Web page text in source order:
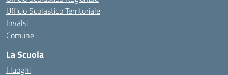
Ufficio Scolastico Territoriale
Invalsi
Comune
La Scuola
I luoghi